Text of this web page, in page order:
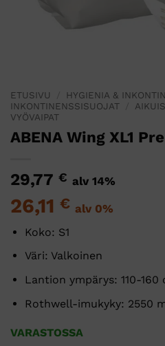
ETUSIVU HYGIENIA &
INKONTINENSSISUOJAT
VYÖVAIPAT
ABENA Wing XL1
29,77 € alv 14%
26,11 € alv 0%
Koko: S1
Väri: Valkoinen
Lantion ympärys: 110-160
Rothwell-imukyky: 2550
VARASTOSSA